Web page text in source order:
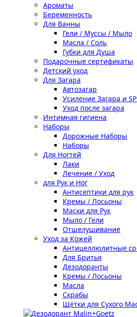
Ароматы
Беременность
Для Ванны
Гели / Муссы / Мыло
Масла / Соль
Губки для Душа
Подарочные сертификаты
Детский уход
Для Загара
Автозагар
Усиление Загара и
Уход после загара
Интимная гигиена
Наборы
Дорожные Наборы
Наборы
Для Ногтей
Лаки
Лечение / Уход
для Рук и Ног
Антисептики для рук
Кремы / Лосьоны
Маски для Рук
Мыло / Гели
Отшелушивание
Уход за Кожей
Антицеллюлитные
Для Бритья
Дезодоранты
Кремы / Лосьоны
Масла
Скрабы
Щётки для Сухого